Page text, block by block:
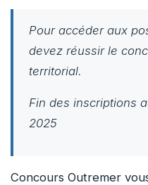
Pour accéder aux
devez réussir le
territorial.
Fin des inscriptions
2025
Concours Outremer